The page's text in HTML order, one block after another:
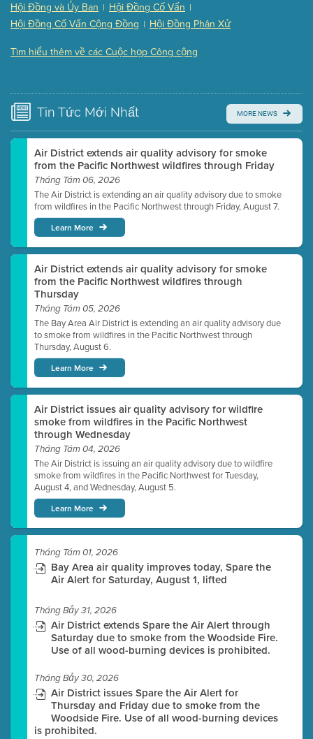
Presentation (Part 3 of 3) (168 Kb PDF , 3 pgs )
Meeting Details
Submit a comment
time.
Watch for real-time closed captioning with agenda
Learn more
Hội Đồng và Ủy Ban | Hội Đồng Cố Vấn |
Hội Đồng Cố Vấn Cộng Đồng | Hội Đồng Phân Xử
Tìm hiểu thêm về các Cuộc họp Công cộng
Tin Tức Mới Nhất MORE NEWS
Air District extends air quality advisory for smoke
from the Pacific Northwest wildfires through Friday
Tháng Tám 06, 2026
The Air District is extending an air quality advisory due to smoke
from wildfires in the Pacific Northwest through Friday, August 7.
Learn More
Air District extends air quality advisory for smoke
from the Pacific Northwest wildfires through
Thursday
Tháng Tám 05, 2026
The Bay Area Air District is extending an air quality advisory due
to smoke from wildfires in the Pacific Northwest through
Thursday, August 6.
Learn More
Air District issues air quality advisory for wildfire
smoke from wildfires in the Pacific Northwest
through Wednesday
Tháng Tám 04, 2026
The Air District is issuing an air quality advisory due to wildfire
smoke from wildfires in the Pacific Northwest for Tuesday,
August 4, and Wednesday, August 5.
Learn More
Tháng Tám 01, 2026
Bay Area air quality improves today, Spare the
Air Alert for Saturday, August 1, lifted
Tháng Bảy 31, 2026
Air District extends Spare the Air Alert through
Saturday due to smoke from the Woodside Fire.
Use of all wood-burning devices is prohibited.
Tháng Bảy 30, 2026
Air District issues Spare the Air Alert for
Thursday and Friday due to smoke from the
Woodside Fire. Use of all wood-burning devices
is prohibited.